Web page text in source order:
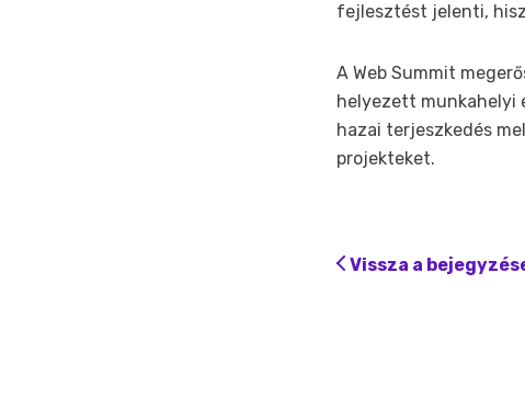
fejlesztést jelenti,
A Web Summit
helyezett munkahelyi
hazai terjeszkedés
projekteket.
Vissza a